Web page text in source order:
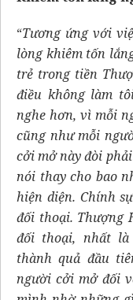
“Tương ứng với
lòng khiêm tốn
trẻ trong tiền
điều không làm
nghe hơn, vì mỗi
cũng như mỗi
cởi mở này đòi
nói thay cho bao
hiện diện. Chính
đối thoại. Thượng
đối thoại, nhất
thành quả đầu
người cởi mở đối